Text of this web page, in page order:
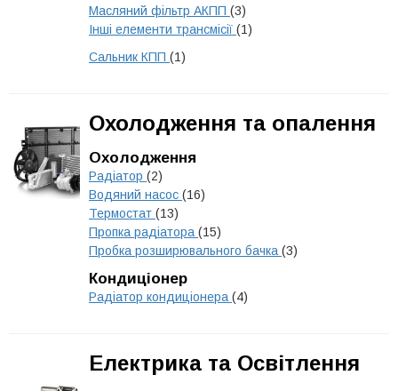
Масляний фільтр АКПП (3)
Інші елементи трансмісії (1)
Сальник КПП (1)
Охолодження та опалення
Охолодження
Радіатор (2)
Водяний насос (16)
Термостат (13)
Пропка радіатора (15)
Пробка розширювального бачка (3)
Кондиціонер
Радіатор кондиціонера (4)
Електрика та Освітлення